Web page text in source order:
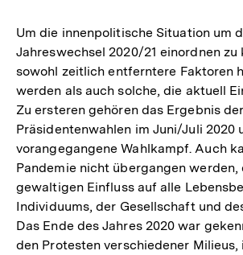
Um die innenpolitische Situation um
Jahreswechsel 2020/21 einordnen zu
sowohl zeitlich entferntere Faktoren
werden als auch solche, die aktuell
Zu ersteren gehören das Ergebnis der
Präsidentenwahlen im Juni/Juli 2020
vorangegangene Wahlkampf. Auch
Pandemie nicht übergangen werden,
gewaltigen Einfluss auf alle
Individuums, der Gesellschaft und
Das Ende des Jahres 2020 war
den Protesten verschiedener Milieus,